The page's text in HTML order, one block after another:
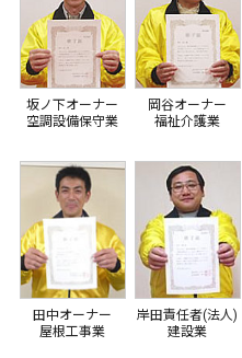
坂ノ下オーナー
空調設備保守業
岡谷オーナー
福祉介護業
田中オーナー
屋根工事業
岸田責任者(法人)
建設業